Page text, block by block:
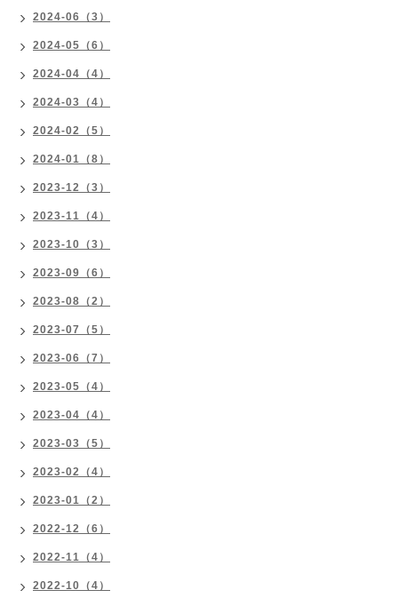
2024-06（3）
2024-05（6）
2024-04（4）
2024-03（4）
2024-02（5）
2024-01（8）
2023-12（3）
2023-11（4）
2023-10（3）
2023-09（6）
2023-08（2）
2023-07（5）
2023-06（7）
2023-05（4）
2023-04（4）
2023-03（5）
2023-02（4）
2023-01（2）
2022-12（6）
2022-11（4）
2022-10（4）